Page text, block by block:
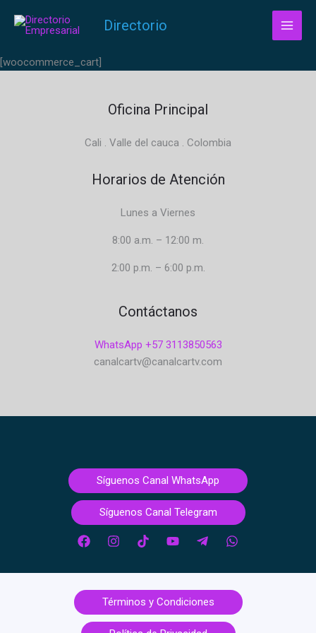
Directorio
[woocommerce_cart]
Oficina Principal
Cali . Valle del cauca . Colombia
Horarios de Atención
Lunes a Viernes
8:00 a.m. – 12:00 m.
2:00 p.m. – 6:00 p.m.
Contáctanos
WhatsApp +57 3113850563
canalcartv@canalcartv.com
Síguenos Canal WhatsApp
Síguenos Canal Telegram
Términos y Condiciones